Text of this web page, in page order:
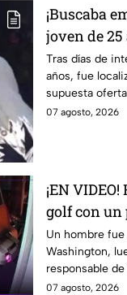
¡Buscaba
joven de
entrevista
Tras días de
años, fue
supuesta
07 agosto, 2026
¡EN
golf con
Un hombre
Washington,
responsable
una vivienda.
07 agosto, 2026